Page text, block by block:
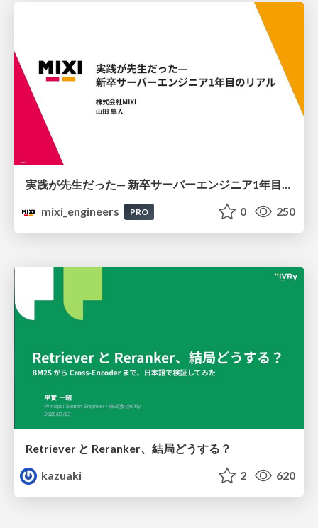
mixi_engineers
PRO 0 250
Retriever と Reranker、結局どうする？
kazuaki
2 620